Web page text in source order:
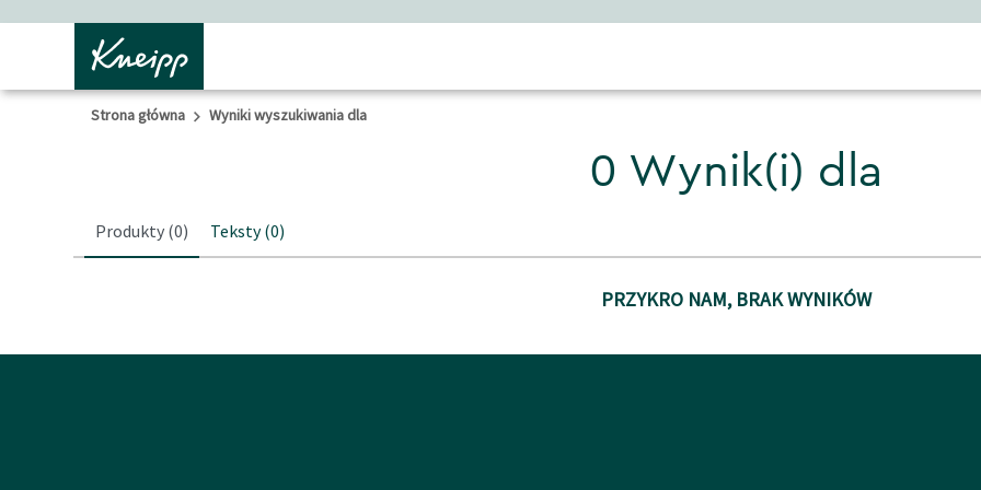
Strona główna Wyniki wyszukiwania dla
0 Wynik(i) dla
Produkty (0) Teksty(0)
PRZYKRO NAM, BRAK WYNIKÓW